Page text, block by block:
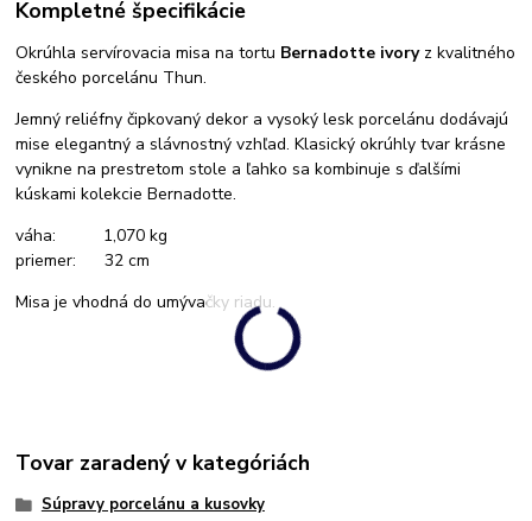
Kompletné špecifikácie
Okrúhla servírovacia misa na tortu Bernadotte ivoryz kvalitného
českého porcelánu Thun.
Jemný reliéfny čipkovaný dekor a vysoký lesk porcelánu dodávajú
mise elegantný a slávnostný vzhľad. Klasický okrúhly tvar krásne
vynikne na prestretom stole a ľahko sa kombinuje s ďalšími
kúskami kolekcie Bernadotte.
váha: 1,070 kg
priemer: 32 cm
Misa je vhodná do umývačky riadu.
Tovar zaradený v kategóriách
Súpravy porcelánu a kusovky